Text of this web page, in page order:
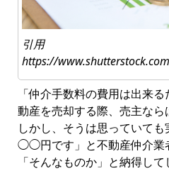
引用
https://www.shutterstock.com
「仲介手数料の費用は出来
動産を売却する際、売主なら
しかし、そうは思っていて
◯◯円です」と不動産仲介業
「そんなものか」と納得して